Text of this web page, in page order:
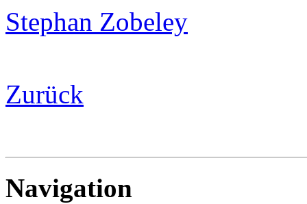
Stephan Zobeley
Zurück
Navigation